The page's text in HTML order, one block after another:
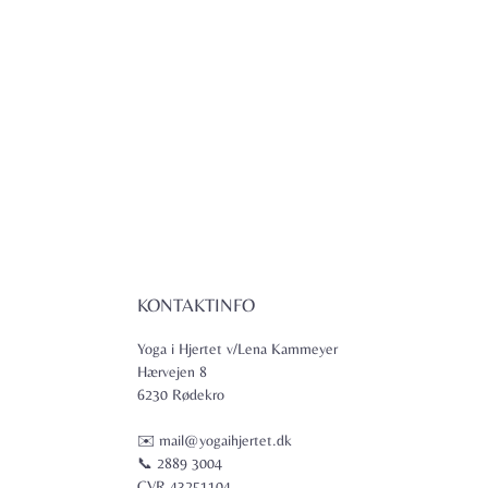
KONTAKTINFO
Yoga i Hjertet v/Lena Kammeyer
Hærvejen 8
6230 Rødekro
✉️ mail@yogaihjertet.dk
📞 2889 3004